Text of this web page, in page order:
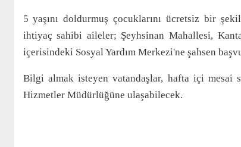
5 yaşını doldurmuş çocuklarını ücretsiz bir
ihtiyaç sahibi aileler; Şeyhsinan Mahallesi,
içerisindeki Sosyal Yardım Merkezi'ne şahsen
Bilgi almak isteyen vatandaşlar, hafta içi mesai
Hizmetler Müdürlüğüne ulaşabilecek.